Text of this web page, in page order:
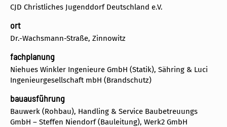
CJD Christliches Jugenddorf Deutschland e.V.
ort
Dr.-Wachsmann-Straße, Zinnowitz
fachplanung
Niehues Winkler Ingenieure GmbH (Statik), Sähring & Luci
Ingenieurgesellschaft mbH (Brandschutz)
bauausführung
Bauwerk (Rohbau), Handling & Service Baubetreuungs
GmbH – Steffen Niendorf (Bauleitung), Werk2 GmbH